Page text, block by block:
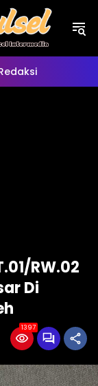
RW.02
Di
1397